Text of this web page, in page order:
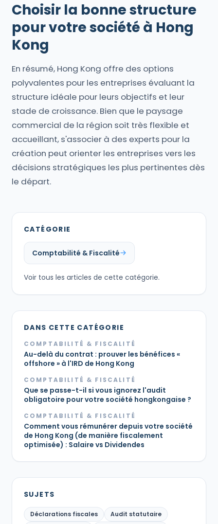
Choisir la bonne structure
pour votre société à Hong
Kong
En résumé, Hong Kong offre des options
polyvalentes pour les entreprises évaluant la
structure idéale pour leurs objectifs et leur
stade de croissance. Bien que le paysage
commercial de la région soit très flexible et
accueillant, s'associer à des experts pour la
création peut orienter les entreprises vers les
décisions stratégiques les plus pertinentes dès
le départ.
CATÉGORIE
Comptabilité & Fiscalité
Voir tous les articles de cette catégorie.
DANS CETTE CATÉGORIE
COMPTABILITÉ & FISCALITÉ
Au-delà du contrat : prouver les bénéfices «
offshore » à l'IRD de Hong Kong
COMPTABILITÉ & FISCALITÉ
Que se passe-t-il si vous ignorez l'audit
obligatoire pour votre société hongkongaise ?
COMPTABILITÉ & FISCALITÉ
Comment vous rémunérer depuis votre société
de Hong Kong (de manière fiscalement
optimisée) : Salaire vs Dividendes
SUJETS
Déclarations fiscales Audit statutaire